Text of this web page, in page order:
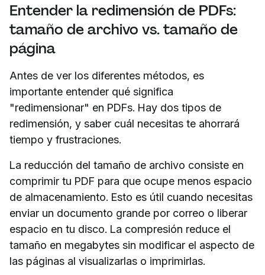
Entender la redimensión de PDFs:
tamaño de archivo vs. tamaño de
página
Antes de ver los diferentes métodos, es
importante entender qué significa
"redimensionar" en PDFs. Hay dos tipos de
redimensión, y saber cuál necesitas te ahorrará
tiempo y frustraciones.
La reducción del tamaño de archivo consiste en
comprimir tu PDF para que ocupe menos espacio
de almacenamiento. Esto es útil cuando necesitas
enviar un documento grande por correo o liberar
espacio en tu disco. La compresión reduce el
tamaño en megabytes sin modificar el aspecto de
las páginas al visualizarlas o imprimirlas.